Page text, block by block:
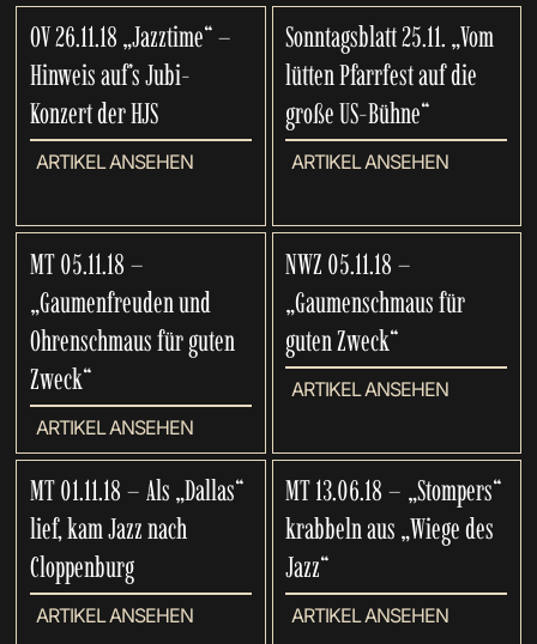
OV 26.11.18 „Jazztime“ –
Hinweis auf’s Jubi-
Konzert der HJS
ARTIKEL ANSEHEN
Sonntagsblatt 25.11. „Vom
lütten Pfarrfest auf die
große US-Bühne“
ARTIKEL ANSEHEN
MT 05.11.18 –
„Gaumenfreuden und
Ohrenschmaus für guten
Zweck“
ARTIKEL ANSEHEN
NWZ 05.11.18 –
„Gaumenschmaus für
guten Zweck“
ARTIKEL ANSEHEN
MT 01.11.18 – Als „Dallas“
lief, kam Jazz nach
Cloppenburg
ARTIKEL ANSEHEN
MT 13.06.18 – „Stompers“
krabbeln aus „Wiege des
Jazz“
ARTIKEL ANSEHEN